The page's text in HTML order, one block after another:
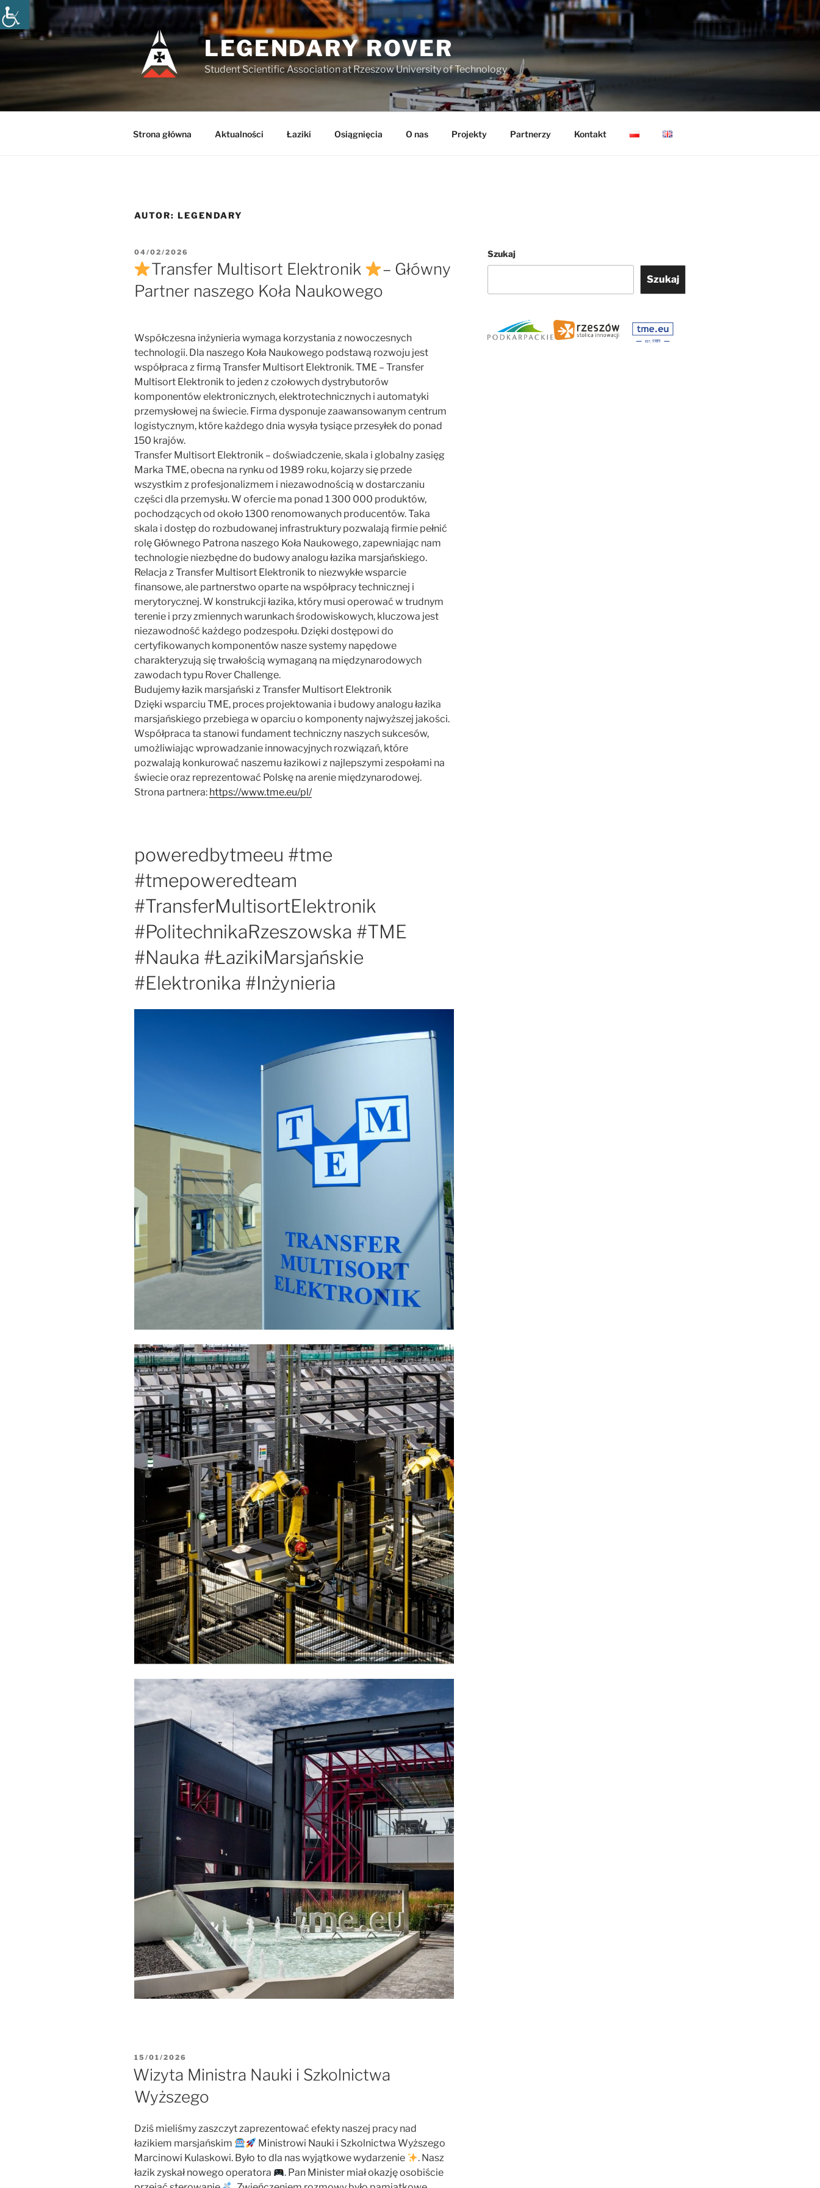
Przejdź
do
treści
LEGENDARY ROVER
Student Scientific Association at Rzeszow University of Technology
Strona główna Aktualności Łaziki Osiągnięcia O nas Projekty Partnerzy Kontakt
AUTOR: LEGENDARY
OPUBLIKOWANE
W
04/02/2026
Transfer Multisort Elektronik
– Główny
Partner naszego Koła Naukowego
Współczesna inżynieria wymaga korzystania z nowoczesnych
technologii. Dla naszego Koła Naukowego podstawą rozwoju jest
współpraca z firmą Transfer Multisort Elektronik. TME – Transfer
Multisort Elektronik to jeden z czołowych dystrybutorów
komponentów elektronicznych, elektrotechnicznych i automatyki
przemysłowej na świecie. Firma dysponuje zaawansowanym centrum
logistycznym, które każdego dnia wysyła tysiące przesyłek do ponad
150 krajów.
Transfer Multisort Elektronik – doświadczenie, skala i globalny zasięg
Marka TME, obecna na rynku od 1989 roku, kojarzy się przede
wszystkim z profesjonalizmem i niezawodnością w dostarczaniu
części dla przemysłu. W ofercie ma ponad 1 300 000 produktów,
pochodzących od około 1300 renomowanych producentów. Taka
skala i dostęp do rozbudowanej infrastruktury pozwalają firmie pełnić
rolę Głównego Patrona naszego Koła Naukowego, zapewniając nam
technologie niezbędne do budowy analogu łazika marsjańskiego.
Relacja z Transfer Multisort Elektronik to niezwykłe wsparcie
finansowe, ale partnerstwo oparte na współpracy technicznej i
merytorycznej. W konstrukcji łazika, który musi operować w trudnym
terenie i przy zmiennych warunkach środowiskowych, kluczowa jest
niezawodność każdego podzespołu. Dzięki dostępowi do
certyfikowanych komponentów nasze systemy napędowe
charakteryzują się trwałością wymaganą na międzynarodowych
zawodach typu Rover Challenge.
Budujemy łazik marsjański z Transfer Multisort Elektronik
Dzięki wsparciu TME, proces projektowania i budowy analogu łazika
marsjańskiego przebiega w oparciu o komponenty najwyższej jakości.
Współpraca ta stanowi fundament techniczny naszych sukcesów,
umożliwiając wprowadzanie innowacyjnych rozwiązań, które
pozwalają konkurować naszemu łazikowi z najlepszymi zespołami na
świecie oraz reprezentować Polskę na arenie międzynarodowej.
Strona partnera: https://www.tme.eu/pl/
poweredbytmeeu #tme
#tmepoweredteam
#TransferMultisortElektronik
#PolitechnikaRzeszowska #TME
#Nauka #ŁazikiMarsjańskie
#Elektronika #Inżynieria
OPUBLIKOWANE
W
15/01/2026
Wizyta Ministra Nauki i Szkolnictwa
Wyższego
Dziś mieliśmy zaszczyt zaprezentować efekty naszej pracy nad
łazikiem marsjańskim
Ministrowi Nauki i Szkolnictwa Wyższego
Marcinowi Kulaskowi. Było to dla nas wyjątkowe wydarzenie
. Nasz
łazik zyskał nowego operatora
. Pan Minister miał okazję osobiście
Szukaj
Szukaj